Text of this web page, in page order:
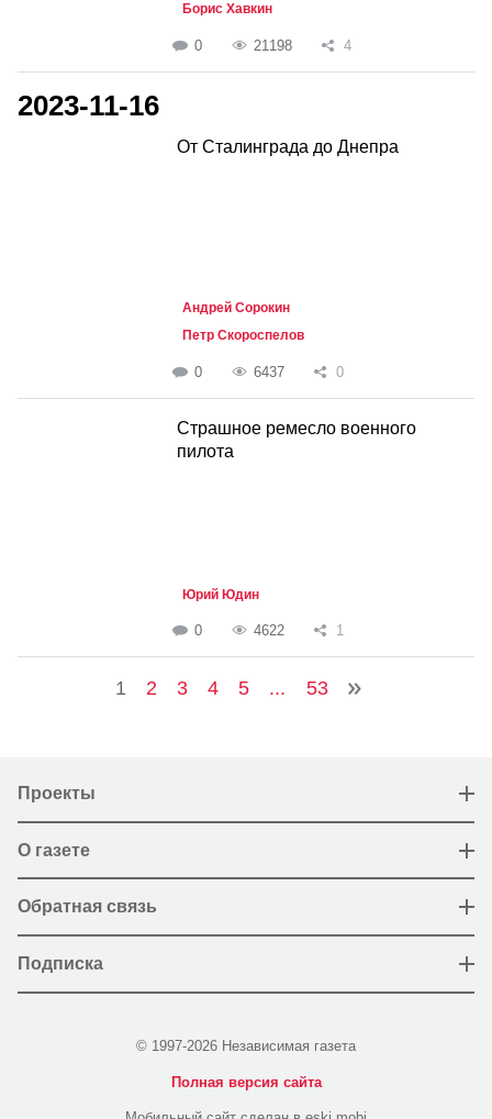
Борис Хавкин
0 21198 4
2023-11-16
От Сталинграда до Днепра
Андрей Сорокин
Петр Скороспелов
0 6437 0
Страшное ремесло военного
пилота
Юрий Юдин
0 4622 1
1 2 3 4 5 ... 53
Проекты
О газете
Обратная связь
Подписка
© 1997-2026 Независимая газета
Полная версия сайта